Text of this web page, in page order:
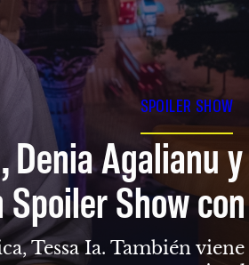
SPOILER SHOW
Denia Agalianu
Spoiler Show
Tessa Ia. También